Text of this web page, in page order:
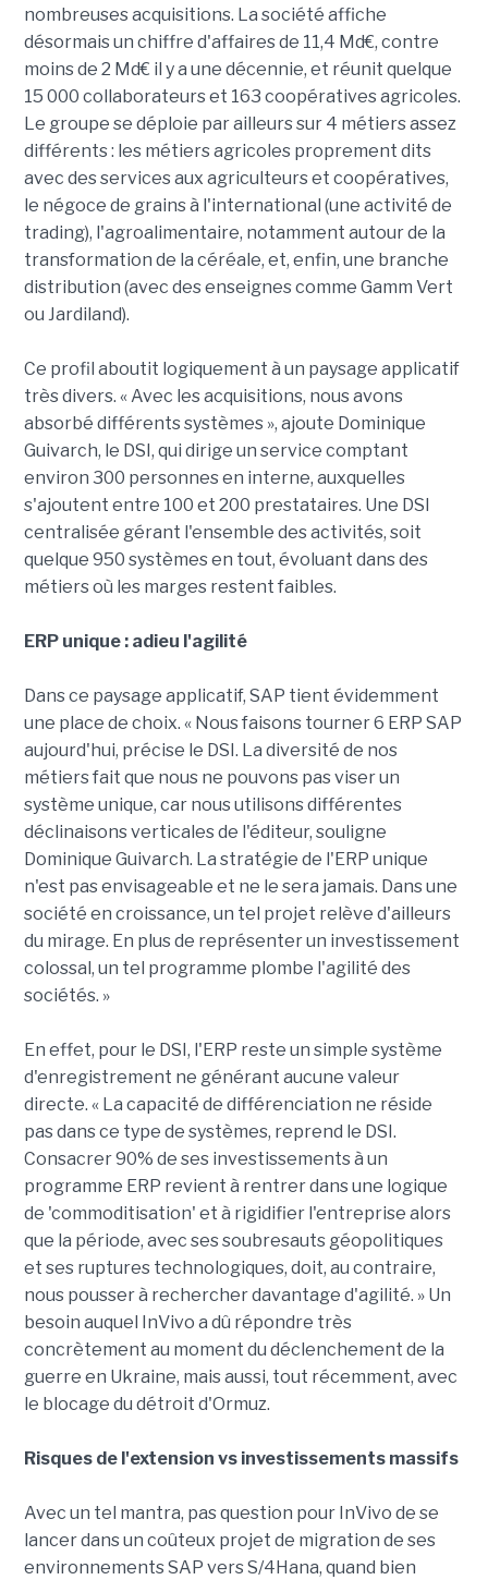
nombreuses acquisitions. La société affiche
désormais un chiffre d'affaires de 11,4 Md€, contre
moins de 2 Md€ il y a une décennie, et réunit quelque
15 000 collaborateurs et 163 coopératives agricoles.
Le groupe se déploie par ailleurs sur 4 métiers assez
différents : les métiers agricoles proprement dits
avec des services aux agriculteurs et coopératives,
le négoce de grains à l'international (une activité de
trading), l'agroalimentaire, notamment autour de la
transformation de la céréale, et, enfin, une branche
distribution (avec des enseignes comme Gamm Vert
ou Jardiland).
Ce profil aboutit logiquement à un paysage applicatif
très divers. « Avec les acquisitions, nous avons
absorbé différents systèmes », ajoute Dominique
Guivarch, le DSI, qui dirige un service comptant
environ 300 personnes en interne, auxquelles
s'ajoutent entre 100 et 200 prestataires. Une DSI
centralisée gérant l'ensemble des activités, soit
quelque 950 systèmes en tout, évoluant dans des
métiers où les marges restent faibles.
ERP unique : adieu l'agilité
Dans ce paysage applicatif, SAP tient évidemment
une place de choix. « Nous faisons tourner 6 ERP SAP
aujourd'hui, précise le DSI. La diversité de nos
métiers fait que nous ne pouvons pas viser un
système unique, car nous utilisons différentes
déclinaisons verticales de l'éditeur, souligne
Dominique Guivarch. La stratégie de l'ERP unique
n'est pas envisageable et ne le sera jamais. Dans une
société en croissance, un tel projet relève d'ailleurs
du mirage. En plus de représenter un investissement
colossal, un tel programme plombe l'agilité des
sociétés. »
En effet, pour le DSI, l'ERP reste un simple système
d'enregistrement ne générant aucune valeur
directe. « La capacité de différenciation ne réside
pas dans ce type de systèmes, reprend le DSI.
Consacrer 90% de ses investissements à un
programme ERP revient à rentrer dans une logique
de 'commoditisation' et à rigidifier l'entreprise alors
que la période, avec ses soubresauts géopolitiques
et ses ruptures technologiques, doit, au contraire,
nous pousser à rechercher davantage d'agilité. » Un
besoin auquel InVivo a dû répondre très
concrètement au moment du déclenchement de la
guerre en Ukraine, mais aussi, tout récemment, avec
le blocage du détroit d'Ormuz.
Risques de l'extension vs investissements massifs
Avec un tel mantra, pas question pour InVivo de se
lancer dans un coûteux projet de migration de ses
environnements SAP vers S/4Hana, quand bien